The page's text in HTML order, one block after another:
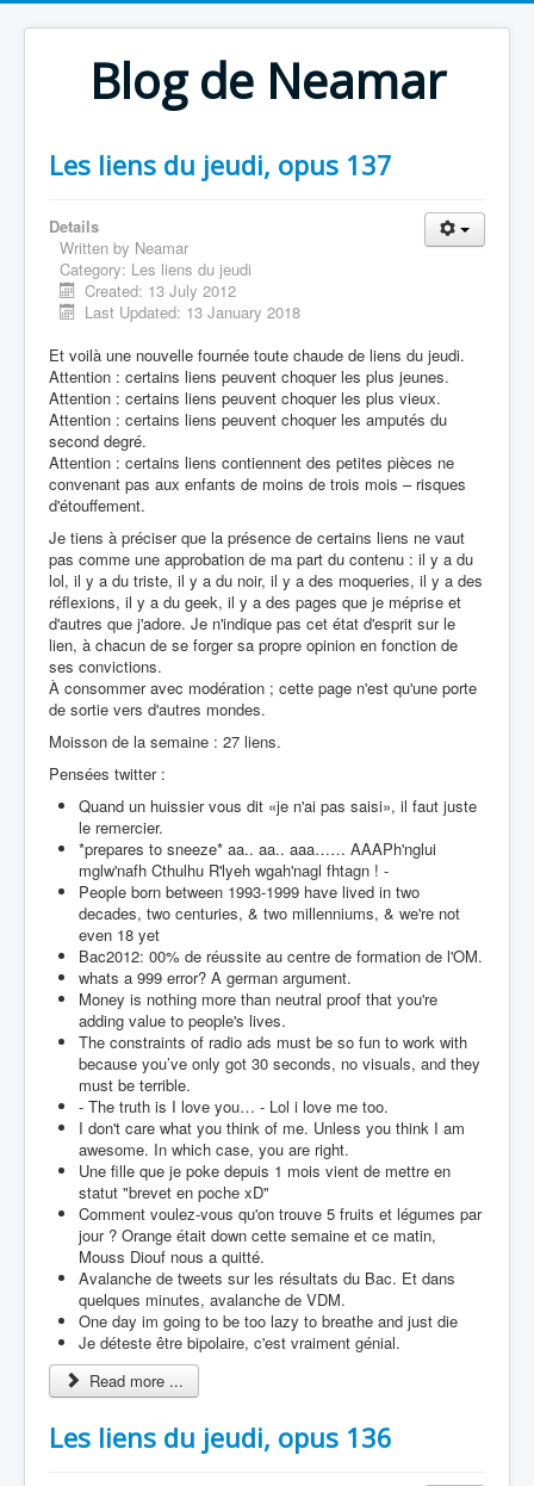
Blog de Neamar
Les liens du jeudi, opus 137
Details
Written by Neamar
Category: Les liens du jeudi
Created: 13 July 2012
Last Updated: 13 January 2018
Et voilà une nouvelle fournée toute chaude de liens du jeudi.
Attention : certains liens peuvent choquer les plus jeunes.
Attention : certains liens peuvent choquer les plus vieux.
Attention : certains liens peuvent choquer les amputés du
second degré.
Attention : certains liens contiennent des petites pièces ne
convenant pas aux enfants de moins de trois mois – risques
d'étouffement.
Je tiens à préciser que la présence de certains liens ne vaut
pas comme une approbation de ma part du contenu : il y a du
lol, il y a du triste, il y a du noir, il y a des moqueries, il y a des
réflexions, il y a du geek, il y a des pages que je méprise et
d'autres que j'adore. Je n'indique pas cet état d'esprit sur le
lien, à chacun de se forger sa propre opinion en fonction de
ses convictions.
À consommer avec modération ; cette page n'est qu'une porte
de sortie vers d'autres mondes.
Moisson de la semaine : 27 liens.
Pensées twitter :
Quand un huissier vous dit «je n'ai pas saisi», il faut juste
le remercier.
*prepares to sneeze* aa.. aa.. aaa…… AAAPh'nglui
mglw'nafh Cthulhu R'lyeh wgah'nagl fhtagn ! -
People born between 1993-1999 have lived in two
decades, two centuries, & two millenniums, & we're not
even 18 yet
Bac2012: 00% de réussite au centre de formation de l'OM.
whats a 999 error? A german argument.
Money is nothing more than neutral proof that you're
adding value to people's lives.
The constraints of radio ads must be so fun to work with
because you’ve only got 30 seconds, no visuals, and they
must be terrible.
- The truth is I love you… - Lol i love me too.
I don't care what you think of me. Unless you think I am
awesome. In which case, you are right.
Une fille que je poke depuis 1 mois vient de mettre en
statut "brevet en poche xD"
Comment voulez-vous qu'on trouve 5 fruits et légumes par
jour ? Orange était down cette semaine et ce matin,
Mouss Diouf nous a quitté.
Avalanche de tweets sur les résultats du Bac. Et dans
quelques minutes, avalanche de VDM.
One day im going to be too lazy to breathe and just die
Je déteste être bipolaire, c'est vraiment génial.
Read more ...
Les liens du jeudi, opus 136